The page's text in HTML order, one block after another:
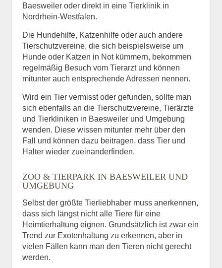
Baesweiler oder direkt in eine Tierklinik in
Nordrhein-Westfalen.
Die Hundehilfe, Katzenhilfe oder auch andere
Tierschutzvereine, die sich beispielsweise um
Hunde oder Katzen in Not kümmern, bekommen
regelmäßig Besuch vom Tierarzt und können
mitunter auch entsprechende Adressen nennen.
Wird ein Tier vermisst oder gefunden, sollte man
sich ebenfalls an die Tierschutzvereine, Tierärzte
und Tierkliniken in Baesweiler und Umgebung
wenden. Diese wissen mitunter mehr über den
Fall und können dazu beitragen, dass Tier und
Halter wieder zueinanderfinden.
ZOO & TIERPARK IN BAESWEILER UND
UMGEBUNG
Selbst der größte Tierliebhaber muss anerkennen,
dass sich längst nicht alle Tiere für eine
Heimtierhaltung eignen. Grundsätzlich ist zwar ein
Trend zur Exotenhaltung zu erkennen, aber in
vielen Fällen kann man den Tieren nicht gerecht
werden.